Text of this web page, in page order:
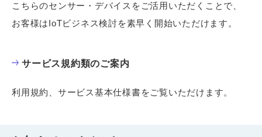
こちらのセンサー・デバイスをご活用いただくことで、
お客様はIoTビジネス検討を素早く開始いただけます。
サービス規約類のご案内
利用規約、サービス基本仕様書をご覧いただけます。